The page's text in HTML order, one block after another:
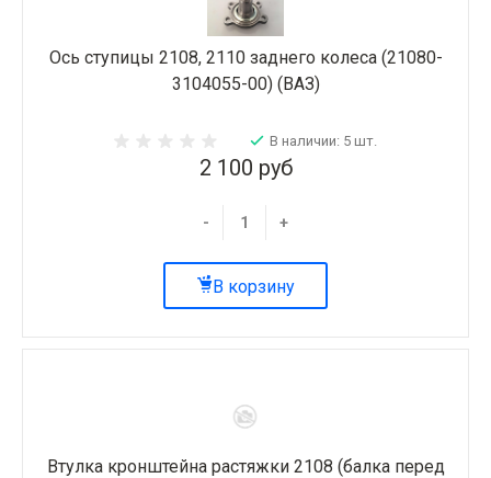
Ось ступицы 2108, 2110 заднего колеса (21080-
3104055-00) (ВАЗ)
В наличии: 5 шт.
2 100 руб
- +
В корзину
Втулка кронштейна растяжки 2108 (балка перед